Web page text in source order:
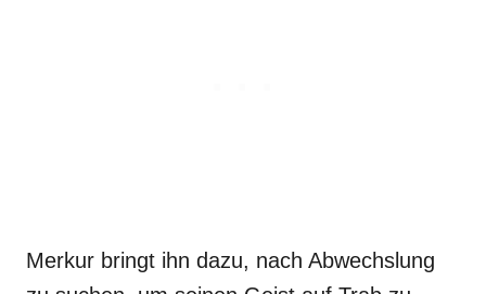
Merkur bringt ihn dazu, nach Abwechslung